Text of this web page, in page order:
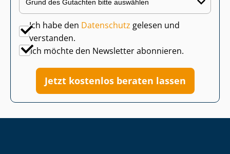
Ich habe den Datenschutz gelesen und
verstanden.
Ich möchte den Newsletter abonnieren.
Jetzt kostenlos beraten lassen